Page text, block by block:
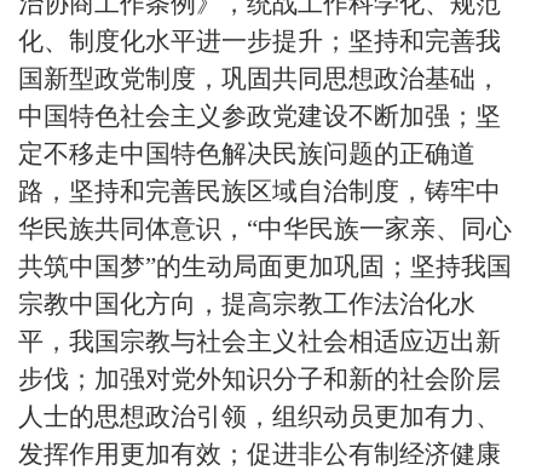
化、制度化水平进一步提升；坚持和完善我
国新型政党制度，巩固共同思想政治基础，
中国特色社会主义参政党建设不断加强；坚
定不移走中国特色解决民族问题的正确道
路，坚持和完善民族区域自治制度，铸牢中
华民族共同体意识，“中华民族一家亲、同心
共筑中国梦”的生动局面更加巩固；坚持我国
宗教中国化方向，提高宗教工作法治化水
平，我国宗教与社会主义社会相适应迈出新
步伐；加强对党外知识分子和新的社会阶层
人士的思想政治引领，组织动员更加有力、
发挥作用更加有效；促进非公有制经济健康